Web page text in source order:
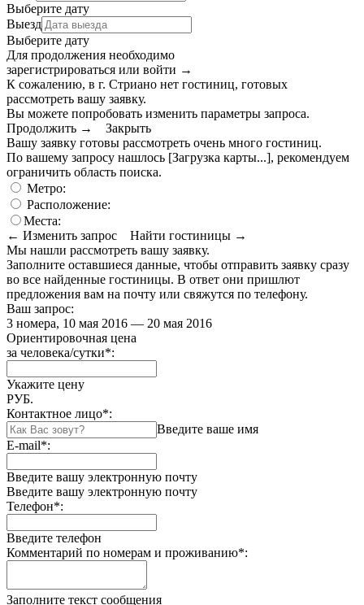
Выберите дату
Выезд
Выберите дату
Для продолжения необходимо
зарегистрироваться или войти →
К сожалению, в г. Стриано нет гостиниц, готовых
рассмотреть вашу заявку.
Вы можете попробовать изменить параметры запроса.
Продолжить →
Закрыть
Вашу заявку готовы рассмотреть очень много гостиниц.
По вашему запросу нашлось [Загрузка карты...], рекомендуем
ограничить область поиска.
Метро:
Расположение:
Места:
← Изменить запрос
Найти гостиницы →
Мы нашли рассмотреть вашу заявку.
Заполните оставшиеся данные, чтобы отправить заявку сразу
во все найденные гостиницы. В ответ они пришлют
предложения вам на почту или свяжутся по телефону.
Ваш запрос:
3 номера, 10 мая 2016 — 20 мая 2016
Ориентировочная цена
за человека/сутки*:
Укажите цену
РУБ.
Контактное лицо*:
Введите ваше имя
E-mail*:
Введите вашу электронную почту
Введите вашу электронную почту
Телефон*:
Введите телефон
Комментарий по номерам и проживанию*:
Заполните текст сообщения